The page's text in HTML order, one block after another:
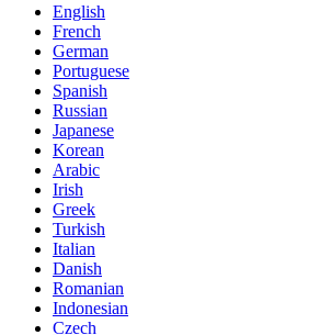
English
French
German
Portuguese
Spanish
Russian
Japanese
Korean
Arabic
Irish
Greek
Turkish
Italian
Danish
Romanian
Indonesian
Czech